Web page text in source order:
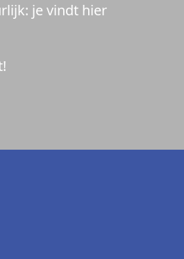
je vindt hier